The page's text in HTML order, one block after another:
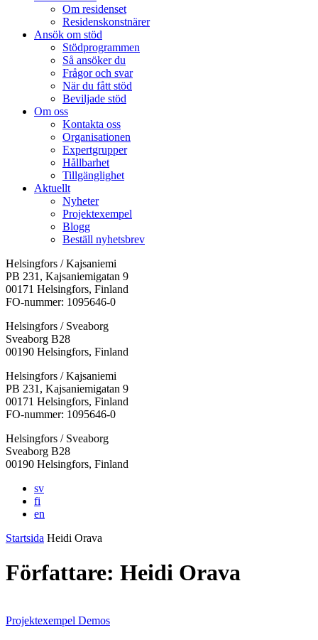
Om residenset
Residenskonstnärer
Ansök om stöd
Stödprogrammen
Så ansöker du
Frågor och svar
När du fått stöd
Beviljade stöd
Om oss
Kontakta oss
Organisationen
Expertgrupper
Hållbarhet
Tillgänglighet
Aktuellt
Nyheter
Projektexempel
Blogg
Beställ nyhetsbrev
Helsingfors / Kajsaniemi
PB 231, Kajsaniemigatan 9
00171 Helsingfors, Finland
FO-nummer: 1095646-0
Helsingfors / Sveaborg
Sveaborg B28
00190 Helsingfors, Finland
Facebook:
Öppnas
i
en
flik
Instagram:
Öppnas
i
en
flik
TikTok:
Öppnas
i
en
flik
Youtube:
Öppnas
i
en
flik
Vimeo:
Öppnas
i
en
flik
Helsingfors / Kajsaniemi
PB 231, Kajsaniemigatan 9
00171 Helsingfors, Finland
FO-nummer: 1095646-0
Helsingfors / Sveaborg
Sveaborg B28
00190 Helsingfors, Finland
sv
fi
en
Startsida Heidi Orava
Författare: Heidi Orava
Projektexempel Demos